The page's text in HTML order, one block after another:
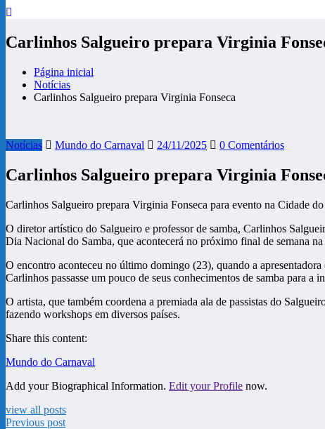
Carlinhos Salgueiro prepara Virginia
Página inicial
Notícias
Carlinhos Salgueiro prepara Virginia Fonseca
Notícias Mundo do Carnaval 24/11/2025 0 Comentários
Carlinhos Salgueiro prepara Virginia
Carlinhos Salgueiro prepara Virginia Fonseca para evento na Cidade do
O diretor artístico do Salgueiro e professor de samba, Carlinhos
Dia Nacional do Samba, que acontecerá no próximo final de semana
O encontro aconteceu no último domingo (23), quando a
Carlinhos passasse um pouco de seus conhecimentos de samba para a
O artista, que também coordena a premiada ala de passistas do
fazendo workshops em diversos países.
Share this content:
Mundo do Carnaval
Add your Biographical Information. Edit your Profile now.
view all posts
Previous post